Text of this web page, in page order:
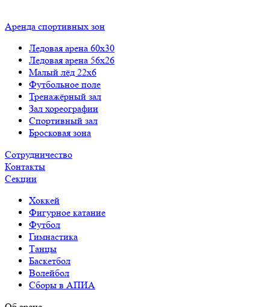
Аренда спортивных зон
Ледовая арена 60x30
Ледовая арена 56x26
Малый лёд 22x6
Футбольное поле
Тренажёрный зал
Зал хореографии
Спортивный зал
Бросковая зона
Сотрудничество
Контакты
Cекции
Хоккей
Фигурное катание
Футбол
Гимнастика
Танцы
Баскетбол
Волейбол
Сборы в АПИА